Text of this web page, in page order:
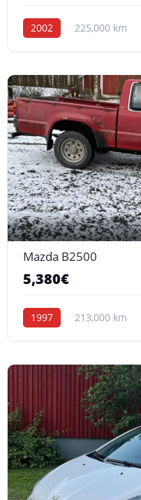
2002 225,000 km
Mazda B2500
5,380€
1997 213,000 km